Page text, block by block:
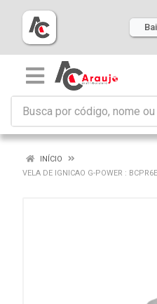
INÍCIO
VELA DE IGNICAO G-POWER :